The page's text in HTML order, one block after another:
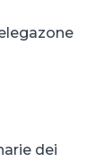
dei